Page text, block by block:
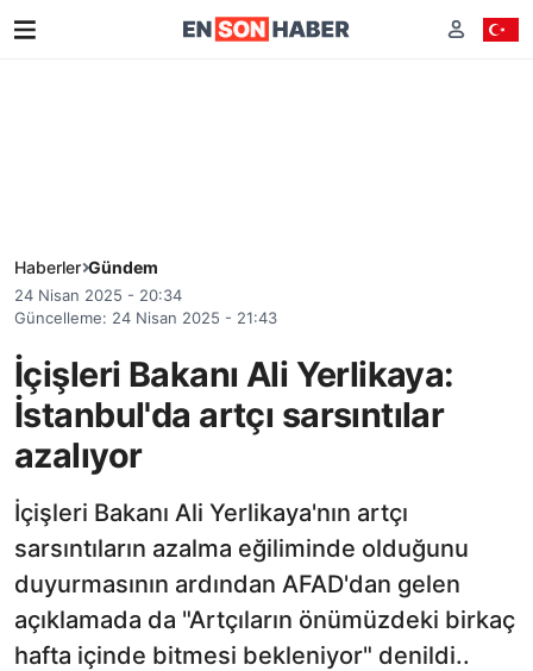
Haberler Gündem
24 Nisan 2025 - 20:34
Güncelleme: 24 Nisan 2025 - 21:43
İçişleri Bakanı Ali Yerlikaya:
İstanbul'da artçı sarsıntılar
azalıyor
İçişleri Bakanı Ali Yerlikaya'nın artçı
sarsıntıların azalma eğiliminde olduğunu
duyurmasının ardından AFAD'dan gelen
açıklamada da "Artçıların önümüzdeki birkaç
hafta içinde bitmesi bekleniyor" denildi..